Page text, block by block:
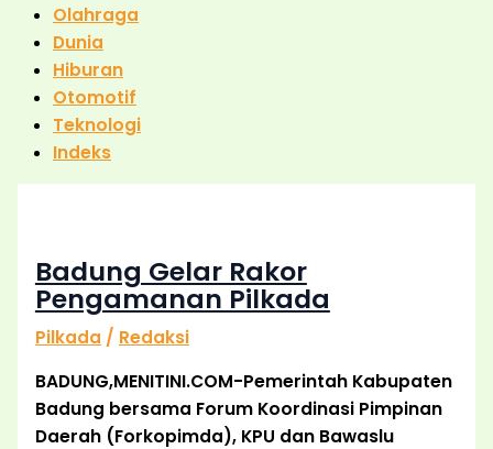
Olahraga
Dunia
Hiburan
Otomotif
Teknologi
Indeks
Badung Gelar Rakor
Pengamanan Pilkada
Pilkada / Redaksi
BADUNG,MENITINI.COM-Pemerintah Kabupaten
Badung bersama Forum Koordinasi Pimpinan
Daerah (Forkopimda), KPU dan Bawaslu